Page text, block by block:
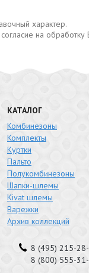
характер.
на
КАТАЛОГ
Комбинезоны
Комплекты
Куртки
Пальто
Полукомбинезоны
Шапки-шлемы
Kivat шлемы
Варежки
Архив коллекций
8 (495) 215-
8 (800) 555-